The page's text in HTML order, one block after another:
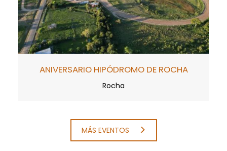
ANIVERSARIO HIPÓDROMO DE ROCHA
Rocha
MÁS EVENTOS